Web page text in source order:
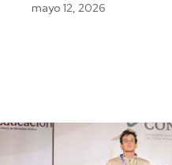
mayo 12, 2026